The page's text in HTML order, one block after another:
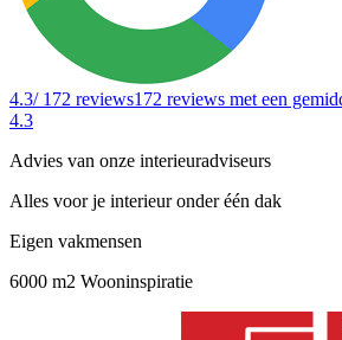
4.3/ 172 reviews172 reviews met een
4.3
Advies van onze interieuradviseurs
Alles voor je interieur onder één dak
Eigen vakmensen
6000 m2 Wooninspiratie